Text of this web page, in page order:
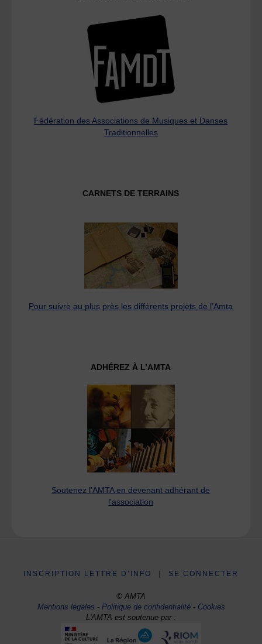
Fédération des Associations de Musiques et Danses
Traditionnelles
CARNETS DE TERRAINS
Pour suivre au plus près les différents projets de l’Amta
ADHÉREZ À L’AMTA
Soutenez l'AMTA en devenant adhérant de
l'association
INSCRIPTION LETTRE D’INFO SE CONNECTER
© AMTA
Mentions légales -Politique de confidentialité- Cookies
L'AMTA est soutenue par :